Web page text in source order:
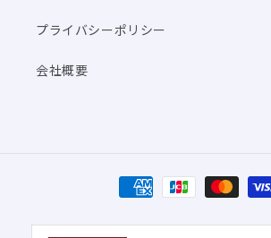
プライバシーポリシー
会社概要
決
済
方